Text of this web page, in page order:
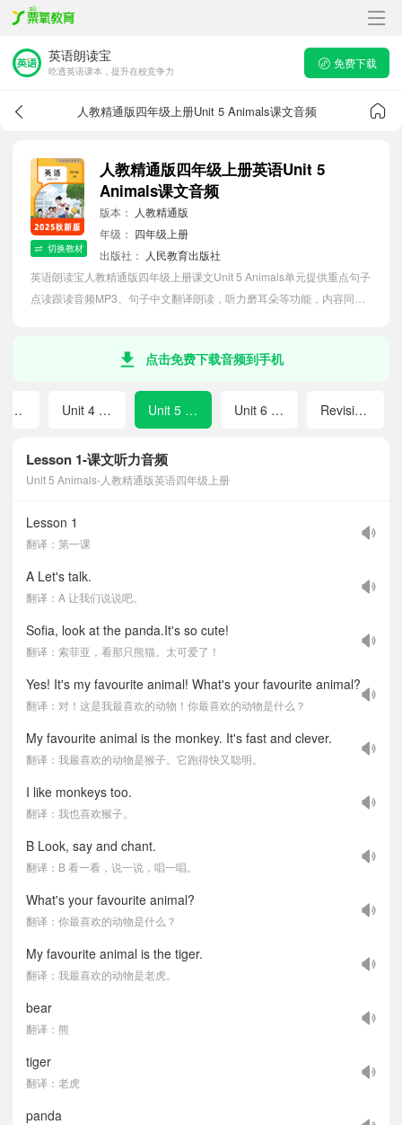
英语朗读宝
吃透英语课本，提升在校竞争力
免费下载
人教精通版四年级上册Unit 5 Animals课文音频
切换教材
人教精通版四年级上册英语Unit 5
Animals课文音频
版本：
人教精通版
年级： 四年级上册
出版社：
人民教育出版社
英语朗读宝人教精通版四年级上册课文Unit 5 Animals单元提供重点句子
点读跟读音频MP3、句子中文翻译朗读，听力磨耳朵等功能，内容同步
点击免费下载音频到手机
Lesson 1-课文听力音频
Unit 5 Animals-人教精通版英语四年级上册
Lesson 1
翻译：第一课
A Let's talk.
翻译：A 让我们说说吧。
Sofia, look at the panda.It's so cute!
翻译：索菲亚，看那只熊猫。太可爱了！
Yes! It's my favourite animal! What's your favourite animal?
翻译：对！这是我最喜欢的动物！你最喜欢的动物是什么？
My favourite animal is the monkey. It's fast and clever.
翻译：我最喜欢的动物是猴子。它跑得快又聪明。
I like monkeys too.
翻译：我也喜欢猴子。
B Look, say and chant.
翻译：B 看一看，说一说，唱一唱。
What's your favourite animal?
翻译：你最喜欢的动物是什么？
My favourite animal is the tiger.
翻译：我最喜欢的动物是老虎。
bear
翻译：熊
tiger
翻译：老虎
panda
Revision 1 Unit 4 Fun activities Unit 5 Animals Unit 6 My day Revision 2